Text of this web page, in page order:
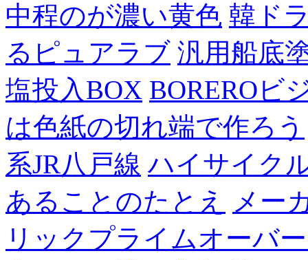
中程のが濃い黄色 韓ド
るピュアラブ 汎用船底
塩投入BOX BOREROビ
は色紙の切れ端で作ろう
系JR八戸線 ハイサイク
あることのたとえ
メー
リックプライムオーバ